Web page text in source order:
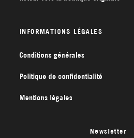
INFORMATIONS LÉGALES
Conditions générales
Politique de confidentialité
Mentions légales
Newsletter